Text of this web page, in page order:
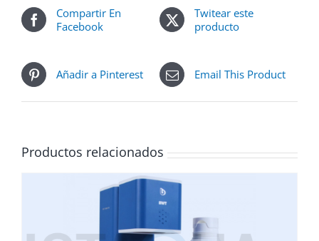
Compartir En
Facebook
Twitear este
producto
Añadir a Pinterest Email This Product
Productos relacionados